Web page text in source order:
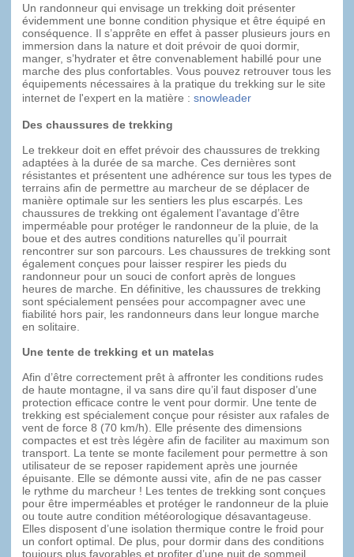
Un randonneur qui envisage un trekking doit présenter
évidemment une bonne condition physique et être équipé en
conséquence. Il s’apprête en effet à passer plusieurs jours en
immersion dans la nature et doit prévoir de quoi dormir,
manger, s’hydrater et être convenablement habillé pour une
marche des plus confortables. Vous pouvez retrouver tous les
équipements nécessaires à la pratique du trekking sur le site
internet de l'expert en la matière : snowleader
Des chaussures de trekking
Le trekkeur doit en effet prévoir des chaussures de trekking
adaptées à la durée de sa marche. Ces dernières sont
résistantes et présentent une adhérence sur tous les types de
terrains afin de permettre au marcheur de se déplacer de
manière optimale sur les sentiers les plus escarpés. Les
chaussures de trekking ont également l’avantage d’être
imperméable pour protéger le randonneur de la pluie, de la
boue et des autres conditions naturelles qu’il pourrait
rencontrer sur son parcours. Les chaussures de trekking sont
également conçues pour laisser respirer les pieds du
randonneur pour un souci de confort après de longues
heures de marche. En définitive, les chaussures de trekking
sont spécialement pensées pour accompagner avec une
fiabilité hors pair, les randonneurs dans leur longue marche
en solitaire.
Une tente de trekking et un matelas
Afin d’être correctement prêt à affronter les conditions rudes
de haute montagne, il va sans dire qu’il faut disposer d’une
protection efficace contre le vent pour dormir. Une tente de
trekking est spécialement conçue pour résister aux rafales de
vent de force 8 (70 km/h). Elle présente des dimensions
compactes et est très légère afin de faciliter au maximum son
transport. La tente se monte facilement pour permettre à son
utilisateur de se reposer rapidement après une journée
épuisante. Elle se démonte aussi vite, afin de ne pas casser
le rythme du marcheur ! Les tentes de trekking sont conçues
pour être imperméables et protéger le randonneur de la pluie
ou toute autre condition météorologique désavantageuse.
Elles disposent d’une isolation thermique contre le froid pour
un confort optimal. De plus, pour dormir dans des conditions
toujours plus favorables et profiter d’une nuit de sommeil